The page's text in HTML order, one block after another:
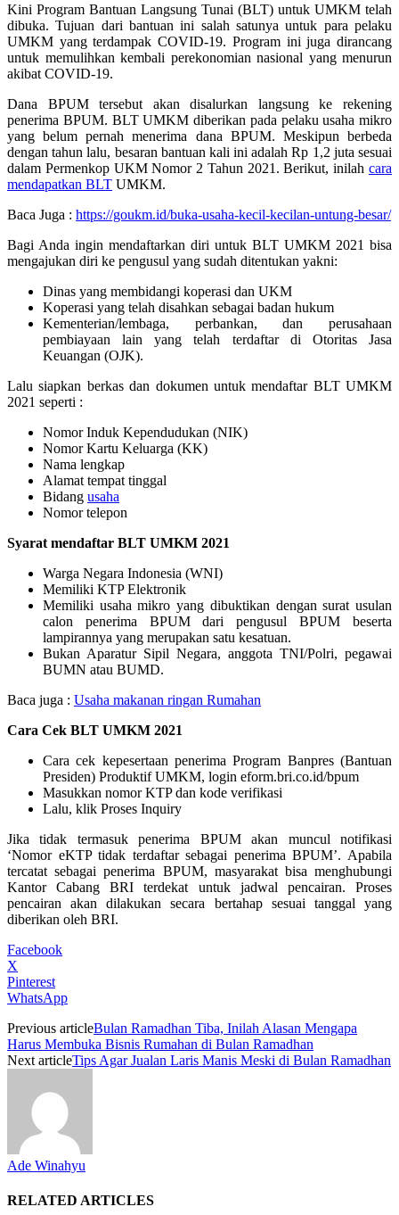
Kini Program Bantuan Langsung Tunai (BLT) untuk UMKM telah
dibuka. Tujuan dari bantuan ini salah satunya untuk para pelaku
UMKM yang terdampak COVID-19. Program ini juga dirancang
untuk memulihkan kembali perekonomian nasional yang menurun
akibat COVID-19.
Dana BPUM tersebut akan disalurkan langsung ke rekening
penerima BPUM. BLT UMKM diberikan pada pelaku usaha mikro
yang belum pernah menerima dana BPUM. Meskipun berbeda
dengan tahun lalu, besaran bantuan kali ini adalah Rp 1,2 juta sesuai
dalam Permenkop UKM Nomor 2 Tahun 2021. Berikut, inilah cara
mendapatkan BLT UMKM.
Baca Juga : https://goukm.id/buka-usaha-kecil-kecilan-untung-besar/
Bagi Anda ingin mendaftarkan diri untuk BLT UMKM 2021 bisa
mengajukan diri ke pengusul yang sudah ditentukan yakni:
Dinas yang membidangi koperasi dan UKM
Koperasi yang telah disahkan sebagai badan hukum
Kementerian/lembaga, perbankan, dan perusahaan
pembiayaan lain yang telah terdaftar di Otoritas Jasa
Keuangan (OJK).
Lalu siapkan berkas dan dokumen untuk mendaftar BLT UMKM
2021 seperti :
Nomor Induk Kependudukan (NIK)
Nomor Kartu Keluarga (KK)
Nama lengkap
Alamat tempat tinggal
Bidang usaha
Nomor telepon
Syarat mendaftar BLT UMKM 2021
Warga Negara Indonesia (WNI)
Memiliki KTP Elektronik
Memiliki usaha mikro yang dibuktikan dengan surat usulan
calon penerima BPUM dari pengusul BPUM beserta
lampirannya yang merupakan satu kesatuan.
Bukan Aparatur Sipil Negara, anggota TNI/Polri, pegawai
BUMN atau BUMD.
Baca juga : Usaha makanan ringan Rumahan
Cara Cek BLT UMKM 2021
Cara cek kepesertaan penerima Program Banpres (Bantuan
Presiden) Produktif UMKM, login eform.bri.co.id/bpum
Masukkan nomor KTP dan kode verifikasi
Lalu, klik Proses Inquiry
Jika tidak termasuk penerima BPUM akan muncul notifikasi
‘Nomor eKTP tidak terdaftar sebagai penerima BPUM’. Apabila
tercatat sebagai penerima BPUM, masyarakat bisa menghubungi
Kantor Cabang BRI terdekat untuk jadwal pencairan. Proses
pencairan akan dilakukan secara bertahap sesuai tanggal yang
diberikan oleh BRI.
Facebook
X
Pinterest
WhatsApp
Previous articleBulan Ramadhan Tiba, Inilah Alasan Mengapa
Harus Membuka Bisnis Rumahan di Bulan Ramadhan
Next articleTips Agar Jualan Laris Manis Meski di Bulan Ramadhan
Ade Winahyu
RELATED ARTICLES